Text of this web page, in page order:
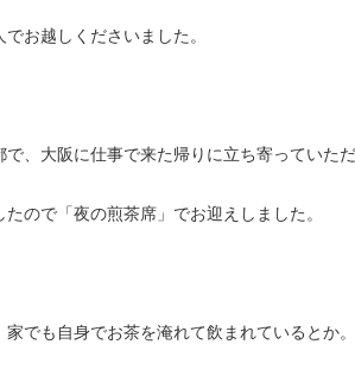
お越しくださいました。
で、大阪に仕事で来た帰りに立ち寄っていた
ので「夜の煎茶席」でお迎えしました。
家でも自身でお茶を淹れて飲まれているとか。